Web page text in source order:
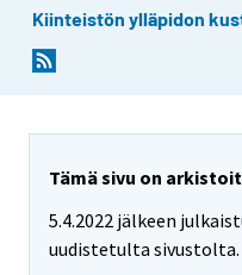
Kiinteistön ylläpidon
Tämä sivu on
5.4.2022 jälkeen
uudistetulta sivustolta.